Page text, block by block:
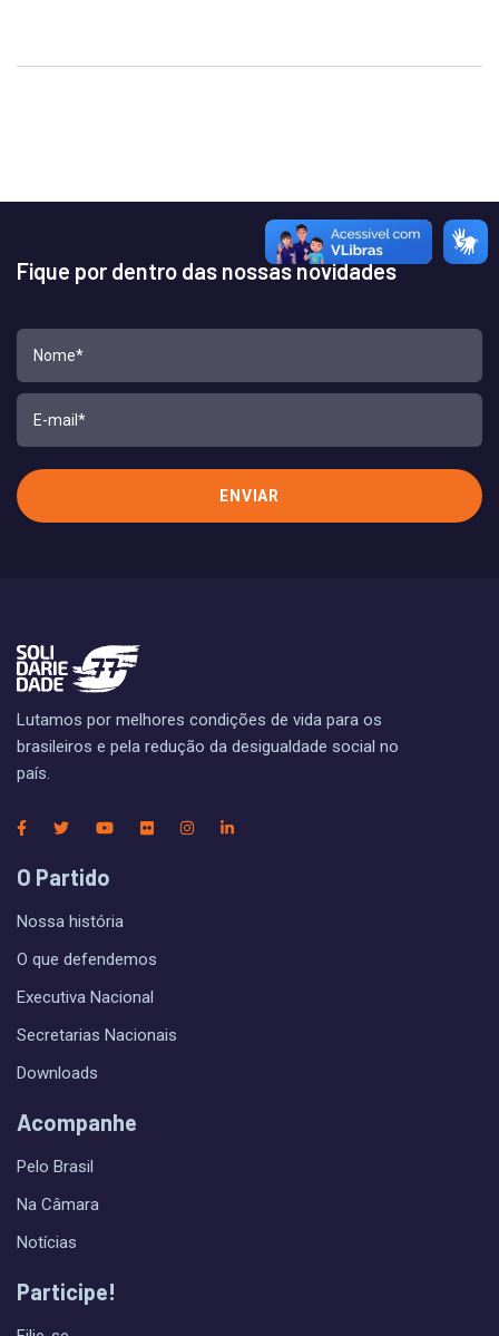
Fique por dentro das nossas novidades
Lutamos por melhores condições de vida para os
brasileiros e pela redução da desigualdade social no
país.
O Partido
Nossa história
O que defendemos
Executiva Nacional
Secretarias Nacionais
Downloads
Acompanhe
Pelo Brasil
Na Câmara
Notícias
Participe!